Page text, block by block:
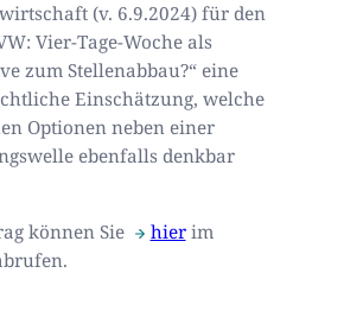
(v. 6.9.2024) für den
Vier-Tage-Woche als
zum Stellenabbau?“ eine
Einschätzung, welche
Optionen neben einer
ebenfalls denkbar
können Sie
hierim